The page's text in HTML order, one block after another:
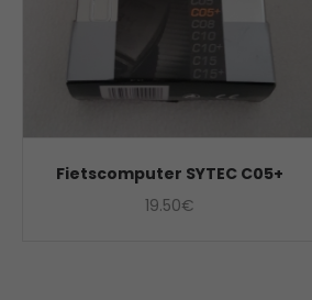
Fietscomputer SYTEC C05+
19.50€